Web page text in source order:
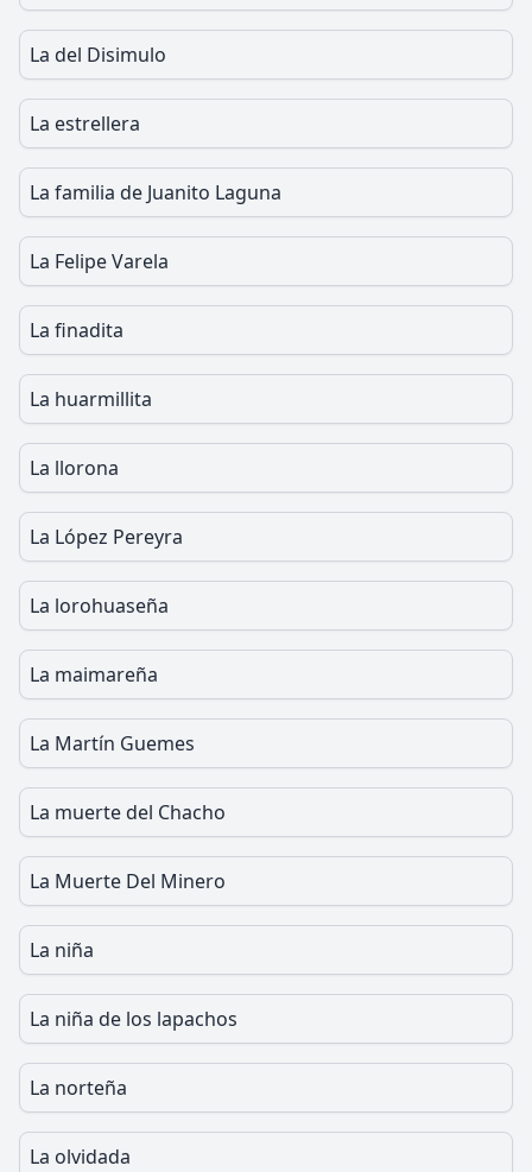
La del Disimulo
La estrellera
La familia de Juanito Laguna
La Felipe Varela
La finadita
La huarmillita
La llorona
La López Pereyra
La lorohuaseña
La maimareña
La Martín Guemes
La muerte del Chacho
La Muerte Del Minero
La niña
La niña de los lapachos
La norteña
La olvidada